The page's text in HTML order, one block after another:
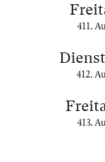
411.
412.
413.